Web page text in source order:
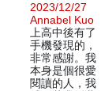
2023/12/27
Annabel Kuo
上高中後有了
手機發現的，
非常感謝。我
本身是個很愛
閱讀的人，我